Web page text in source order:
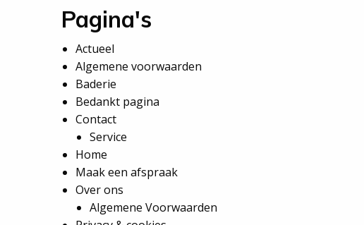
Pagina's
Actueel
Algemene voorwaarden
Baderie
Bedankt pagina
Contact
Service
Home
Maak een afspraak
Over ons
Algemene Voorwaarden